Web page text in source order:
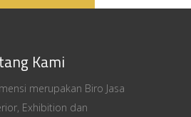
Kami
merupakan Biro Jasa
Exhibition dan